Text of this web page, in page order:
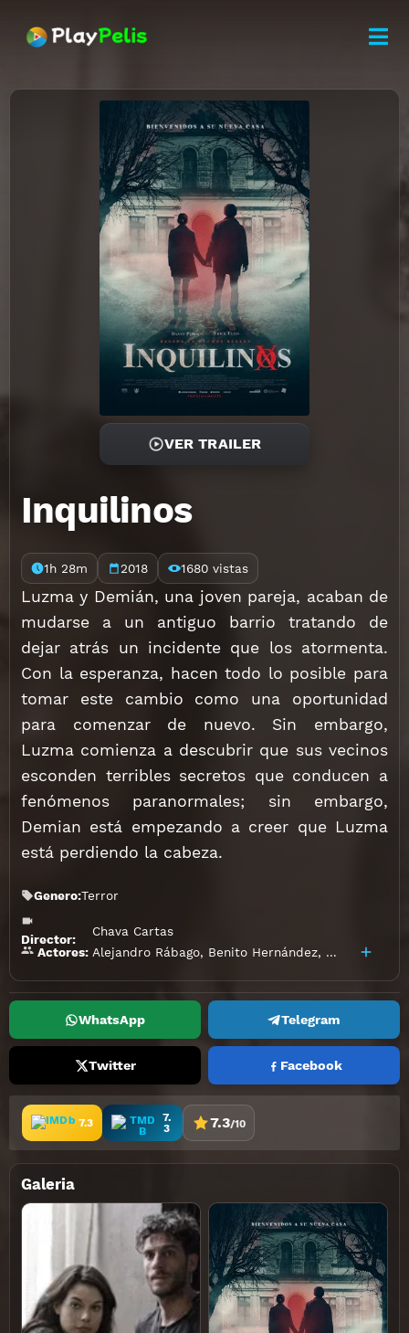
VER TRAILER
Inquilinos
1h 28m 2018 1680 vistas
Luzma y Demián, una joven pareja, acaban de
mudarse a un antiguo barrio tratando de
dejar atrás un incidente que los atormenta.
Con la esperanza, hacen todo lo posible para
tomar este cambio como una oportunidad
para comenzar de nuevo. Sin embargo,
Luzma comienza a descubrir que sus vecinos
esconden terribles secretos que conducen a
fenómenos paranormales; sin embargo,
Demian está empezando a creer que Luzma
está perdiendo la cabeza.
Genero:Terror
Director:
Chava Cartas
Actores: Alejandro Rábago, Benito Hernández, Camila Selser
WhatsApp Telegram
Twitter Facebook
7.3
7.
3
7.3/10
Galeria